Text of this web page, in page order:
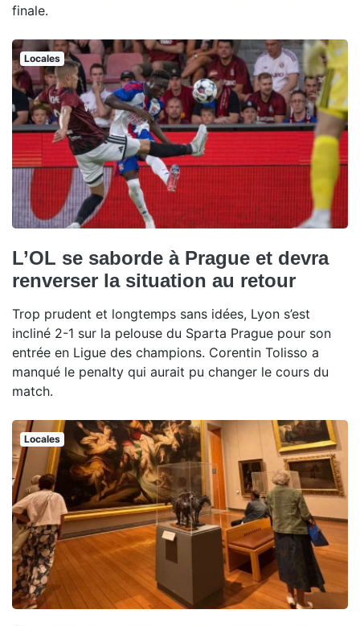
finale.
Locales
L’OL se saborde à Prague et devra
renverser la situation au retour
Trop prudent et longtemps sans idées, Lyon s’est
incliné 2-1 sur la pelouse du Sparta Prague pour son
entrée en Ligue des champions. Corentin Tolisso a
manqué le penalty qui aurait pu changer le cours du
match.
Locales